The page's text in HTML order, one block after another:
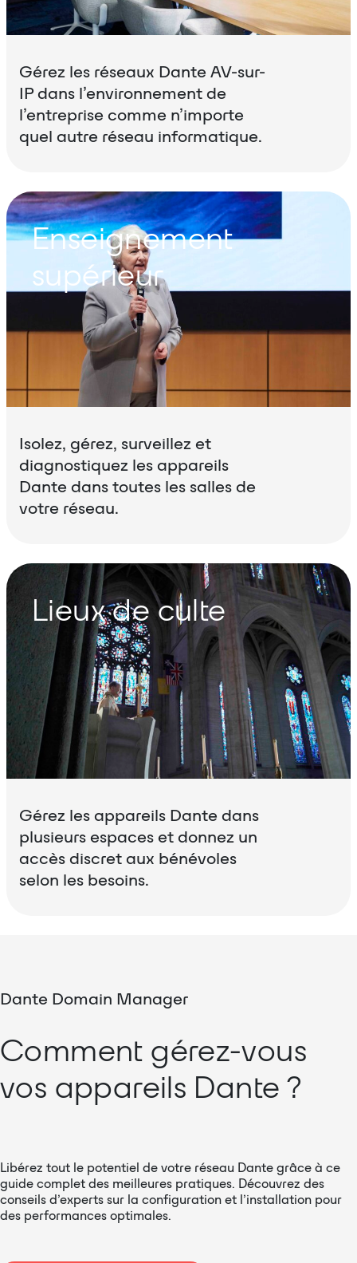
Gérez les réseaux Dante AV-sur-
IP dans l’environnement de
l’entreprise comme n’importe
quel autre réseau informatique.
Enseignement
supérieur
Isolez, gérez, surveillez et
diagnostiquez les appareils
Dante dans toutes les salles de
votre réseau.
Lieux de culte
Gérez les appareils Dante dans
plusieurs espaces et donnez un
accès discret aux bénévoles
selon les besoins.
Dante Domain Manager
Comment gérez-vous
vos appareils Dante ?
Libérez tout le potentiel de votre réseau Dante grâce à ce
guide complet des meilleures pratiques. Découvrez des
conseils d’experts sur la configuration et l’installation pour
des performances optimales.